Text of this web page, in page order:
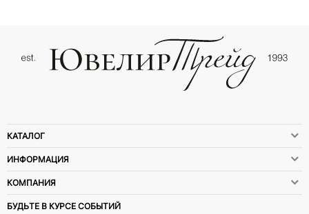
КАТАЛОГ
ИНФОРМАЦИЯ
КОМПАНИЯ
БУДЬТЕ В КУРСЕ СОБЫТИЙ